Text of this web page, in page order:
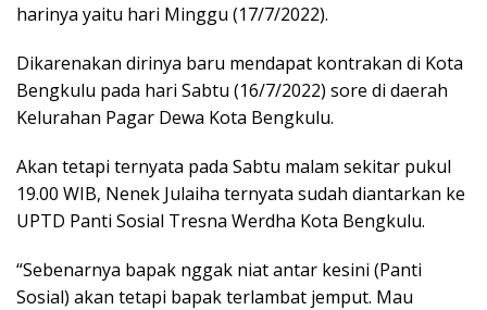
harinya yaitu hari Minggu (17/7/2022).
Dikarenakan dirinya baru mendapat kontrakan di Kota
Bengkulu pada hari Sabtu (16/7/2022) sore di daerah
Kelurahan Pagar Dewa Kota Bengkulu.
Akan tetapi ternyata pada Sabtu malam sekitar pukul
19.00 WIB, Nenek Julaiha ternyata sudah diantarkan ke
UPTD Panti Sosial Tresna Werdha Kota Bengkulu.
“Sebenarnya bapak nggak niat antar kesini (Panti
Sosial) akan tetapi bapak terlambat jemput. Mau